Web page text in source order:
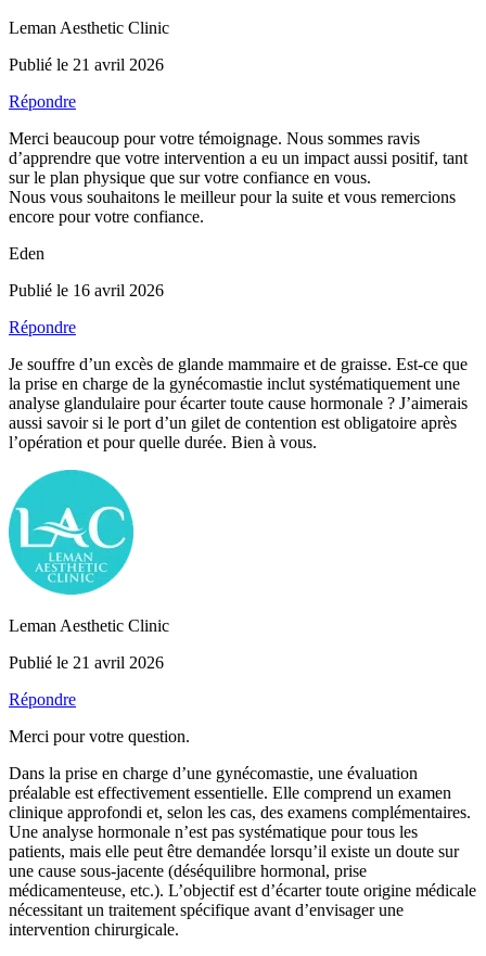
Leman Aesthetic Clinic
Publié le 21 avril 2026
Répondre
Merci beaucoup pour votre témoignage. Nous sommes ravis
d’apprendre que votre intervention a eu un impact aussi positif, tant
sur le plan physique que sur votre confiance en vous.
Nous vous souhaitons le meilleur pour la suite et vous remercions
encore pour votre confiance.
Eden
Publié le 16 avril 2026
Répondre
Je souffre d’un excès de glande mammaire et de graisse. Est-ce que
la prise en charge de la gynécomastie inclut systématiquement une
analyse glandulaire pour écarter toute cause hormonale ? J’aimerais
aussi savoir si le port d’un gilet de contention est obligatoire après
l’opération et pour quelle durée. Bien à vous.
Leman Aesthetic Clinic
Publié le 21 avril 2026
Répondre
Merci pour votre question.
Dans la prise en charge d’une gynécomastie, une évaluation
préalable est effectivement essentielle. Elle comprend un examen
clinique approfondi et, selon les cas, des examens complémentaires.
Une analyse hormonale n’est pas systématique pour tous les
patients, mais elle peut être demandée lorsqu’il existe un doute sur
une cause sous-jacente (déséquilibre hormonal, prise
médicamenteuse, etc.). L’objectif est d’écarter toute origine médicale
nécessitant un traitement spécifique avant d’envisager une
intervention chirurgicale.